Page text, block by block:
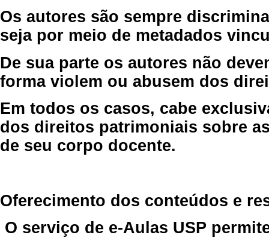
Os autores são sempre
seja por meio de metadados
De sua parte os autores não
forma violem ou abusem dos
Em todos os casos, cabe
dos direitos patrimoniais sobre
de seu corpo docente.
Oferecimento dos conteúdos e
O serviço de e-Aulas USP